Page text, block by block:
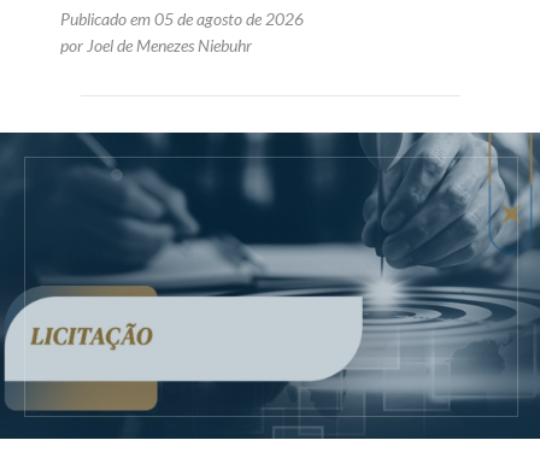
Publicado em 05 de agosto de 2026
por Joel de Menezes Niebuhr